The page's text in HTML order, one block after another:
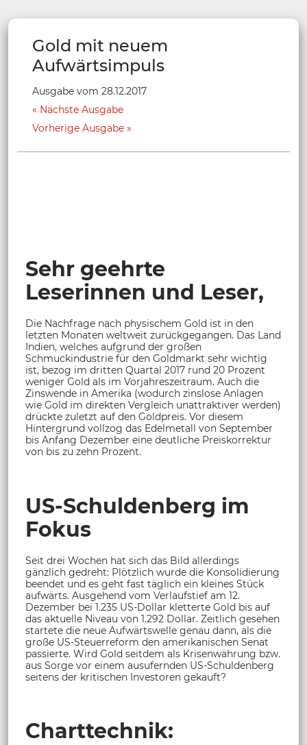
Gold mit neuem
Aufwärtsimpuls
Ausgabe vom 28.12.2017
Nächste Ausgabe
Vorherige Ausgabe
Sehr geehrte
Leserinnen und Leser,
Die Nachfrage nach physischem Gold ist in den
letzten Monaten weltweit zurückgegangen. Das Land
Indien, welches aufgrund der großen
Schmuckindustrie für den Goldmarkt sehr wichtig
ist, bezog im dritten Quartal 2017 rund 20 Prozent
weniger Gold als im Vorjahreszeitraum. Auch die
Zinswende in Amerika (wodurch zinslose Anlagen
wie Gold im direkten Vergleich unattraktiver werden)
drückte zuletzt auf den Goldpreis. Vor diesem
Hintergrund vollzog das Edelmetall von September
bis Anfang Dezember eine deutliche Preiskorrektur
von bis zu zehn Prozent.
US-Schuldenberg im
Fokus
Seit drei Wochen hat sich das Bild allerdings
gänzlich gedreht: Plötzlich wurde die Konsolidierung
beendet und es geht fast täglich ein kleines Stück
aufwärts. Ausgehend vom Verlaufstief am 12.
Dezember bei 1.235 US-Dollar kletterte Gold bis auf
das aktuelle Niveau von 1.292 Dollar. Zeitlich gesehen
startete die neue Aufwärtswelle genau dann, als die
große US-Steuerreform den amerikanischen Senat
passierte. Wird Gold seitdem als Krisenwährung bzw.
aus Sorge vor einem ausufernden US-Schuldenberg
seitens der kritischen Investoren gekauft?
Charttechnik: